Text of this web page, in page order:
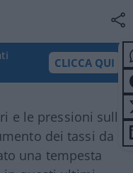
CLICCA QUI
e le pressioni sulle
dei tassi da
una tempesta